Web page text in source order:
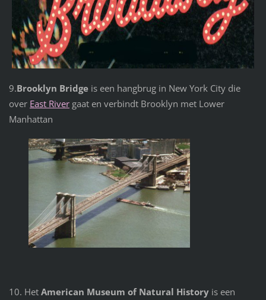
9.Brooklyn Bridgeis een hangbrug in New York City die
over East Rivergaat en verbindt Brooklyn met Lower
Manhattan
10. Het American Museum of Natural Historyis een